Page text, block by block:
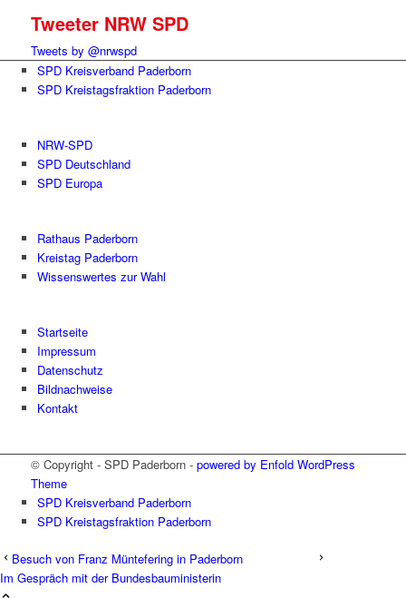
Tweeter NRW SPD
Tweets by @nrwspd
SPD Kreisverband Paderborn
SPD Kreistagsfraktion Paderborn
NRW-SPD
SPD Deutschland
SPD Europa
Rathaus Paderborn
Kreistag Paderborn
Wissenswertes zur Wahl
Startseite
Impressum
Datenschutz
Bildnachweise
Kontakt
© Copyright - SPD Paderborn - powered by Enfold WordPress
Theme
SPD Kreisverband Paderborn
SPD Kreistagsfraktion Paderborn
Besuch von Franz Müntefering in Paderborn
Im Gespräch mit der Bundesbauministerin